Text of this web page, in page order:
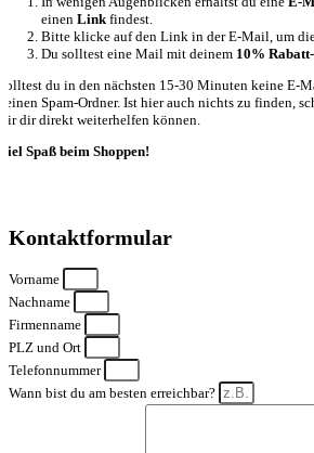
einen Link findest.
Bitte klicke auf den Link in der E-Mail, um
Du solltest eine Mail mit deinem 10%
du in den nächsten 15-30 Minuten keine E-
Spam-Ordner. Ist hier auch nichts zu finden,
dir direkt weiterhelfen können.
Spaß beim Shoppen!
Kontaktformular
Vorname
Nachname
Firmenname
PLZ und Ort
Telefonnummer
Wann bist du am besten erreichbar?